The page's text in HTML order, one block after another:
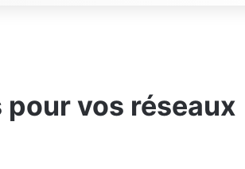
vos réseaux